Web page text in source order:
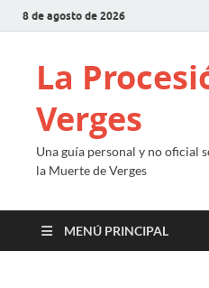
8 de agosto de 2026
La
Verges
Una guía personal y no oficial
la Muerte de Verges
MENÚ PRINCIPAL